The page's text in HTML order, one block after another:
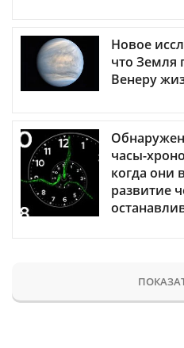
Новое
что Земля
Венеру
часы-
когда они
развитие